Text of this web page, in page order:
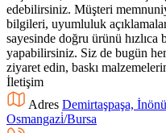
edebilirsiniz. Müşteri
bilgileri, uyumluluk
sayesinde doğru ürünü
yapabilirsiniz. Siz de bugün
ziyaret edin, baskı
İletişim
Adres Demirtaşpaşa,
Osmangazi̇/Bursa